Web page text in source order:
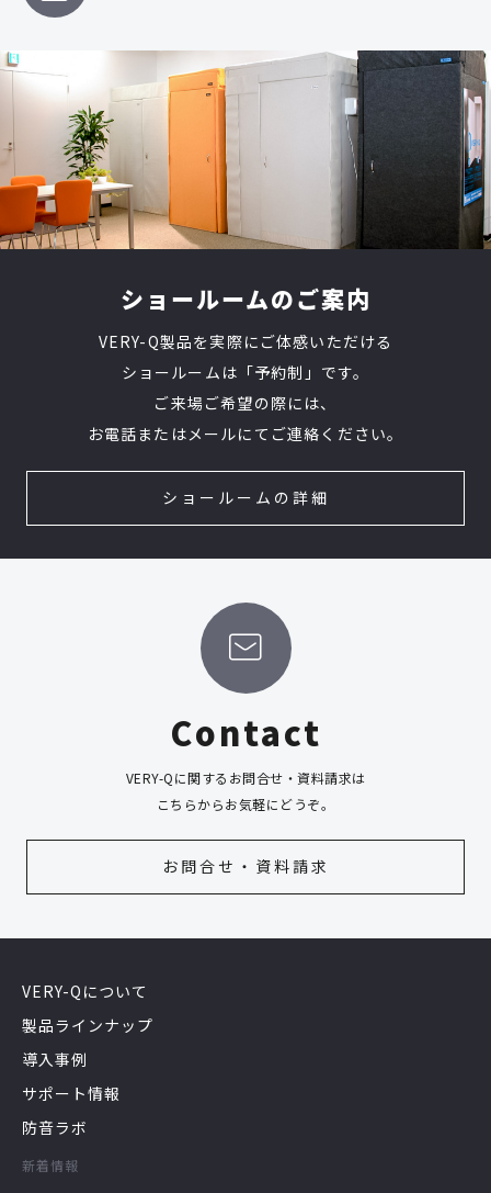
ショールームのご案内
VERY-Q製品を実際にご体感いただける
ショールームは「予約制」です。
ご来場ご希望の際には、
お電話またはメールにてご連絡ください。
ショールームの詳細
Contact
VERY-Qに関するお問合せ・資料請求は
こちらからお気軽にどうぞ。
お問合せ・資料請求
VERY-Qについて
製品ラインナップ
導入事例
サポート情報
防音ラボ
新着情報